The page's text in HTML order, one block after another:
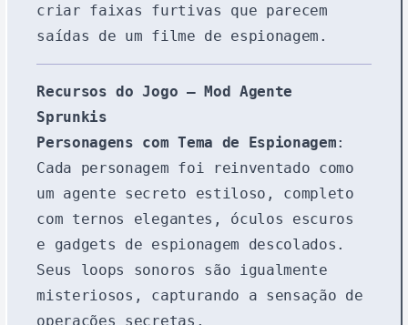
criar faixas furtivas que parecem
saídas de um filme de espionagem.
Recursos do Jogo – Mod Agente
Sprunkis
Personagens com Tema de Espionagem:
Cada personagem foi reinventado como
um agente secreto estiloso, completo
com ternos elegantes, óculos escuros
e gadgets de espionagem descolados.
Seus loops sonoros são igualmente
misteriosos, capturando a sensação de
operações secretas.